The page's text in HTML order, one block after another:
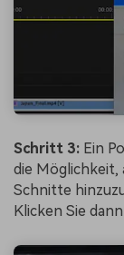
Schritt 3: Ein
die Möglichkeit,
Schnitte
Klicken Sie